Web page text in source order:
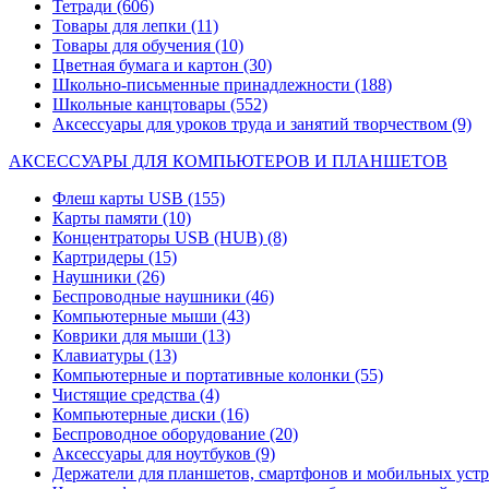
Тетради (606)
Товары для лепки (11)
Товары для обучения (10)
Цветная бумага и картон (30)
Школьно-письменные принадлежности (188)
Школьные канцтовары (552)
Аксессуары для уроков труда и занятий творчеством (9)
АКСЕССУАРЫ ДЛЯ КОМПЬЮТЕРОВ И ПЛАНШЕТОВ
Флеш карты USB (155)
Карты памяти (10)
Концентраторы USB (HUB) (8)
Картридеры (15)
Наушники (26)
Беспроводные наушники (46)
Компьютерные мыши (43)
Коврики для мыши (13)
Клавиатуры (13)
Компьютерные и портативные колонки (55)
Чистящие средства (4)
Компьютерные диски (16)
Беспроводное оборудование (20)
Аксессуары для ноутбуков (9)
Держатели для планшетов, смартфонов и мобильных